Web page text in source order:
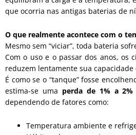
que ocorria nas antigas baterias de
O que realmente acontece com o
Mesmo sem “viciar”, toda bateria
Com o uso e o passar dos anos, os
reduzem lentamente sua
É como se o “tanque” fosse
estima-se uma perda de 1% a
dependendo de fatores como:
Temperatura ambiente e